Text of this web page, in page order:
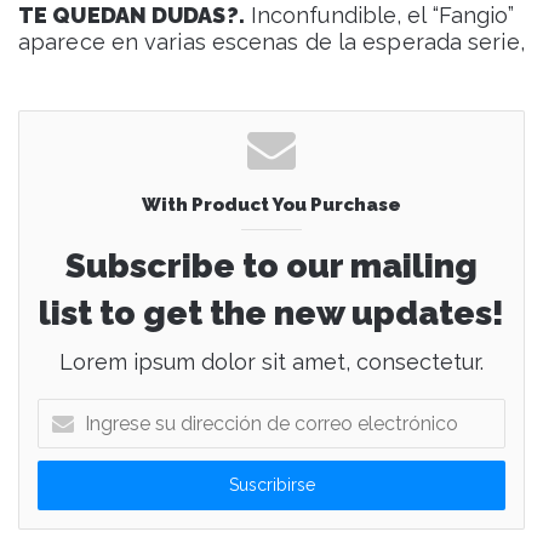
TE QUEDAN DUDAS?. Inconfundible, el “Fangio”
aparece en varias escenas de la esperada serie,
With Product You Purchase
Subscribe to our mailing
list to get the new updates!
Lorem ipsum dolor sit amet, consectetur.
g
e